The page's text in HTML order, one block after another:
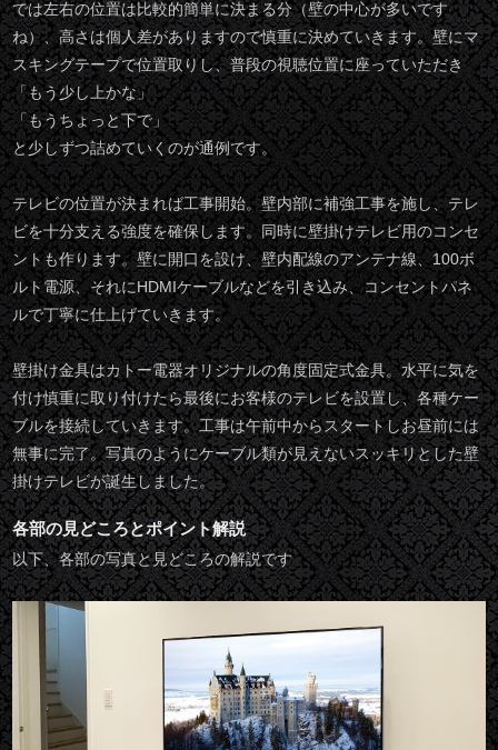
では左右の位置は比較的簡単に決まる分（壁の中心が多いです
ね）、高さは個人差がありますので慎重に決めていきます。壁にマ
スキングテープで位置取りし、普段の視聴位置に座っていただき
「もう少し上かな」
「もうちょっと下で」
と少しずつ詰めていくのが通例です。
テレビの位置が決まれば工事開始。壁内部に補強工事を施し、テレ
ビを十分支える強度を確保します。同時に壁掛けテレビ用のコンセ
ントも作ります。壁に開口を設け、壁内配線のアンテナ線、100ボ
ルト電源、それにHDMIケーブルなどを引き込み、コンセントパネ
ルで丁寧に仕上げていきます。
壁掛け金具はカトー電器オリジナルの角度固定式金具。水平に気を
付け慎重に取り付けたら最後にお客様のテレビを設置し、各種ケー
ブルを接続していきます。工事は午前中からスタートしお昼前には
無事に完了。写真のようにケーブル類が見えないスッキリとした壁
掛けテレビが誕生しました。
各部の見どころとポイント解説
以下、各部の写真と見どころの解説です